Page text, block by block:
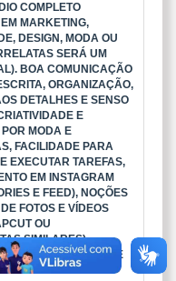
COMPLETO
MARKETING,
DESIGN, MODA OU
SERÁ UM
BOA COMUNICAÇÃO
ORGANIZAÇÃO,
DETALHES E SENSO
E
POR MODA E
FACILIDADE PARA
EXECUTAR TAREFAS,
EM INSTAGRAM
E FEED), NOÇÕES
FOTOS E VÍDEOS
OU
SIMILARES).
COM CRIAÇÃO DE
REDES SOCIA